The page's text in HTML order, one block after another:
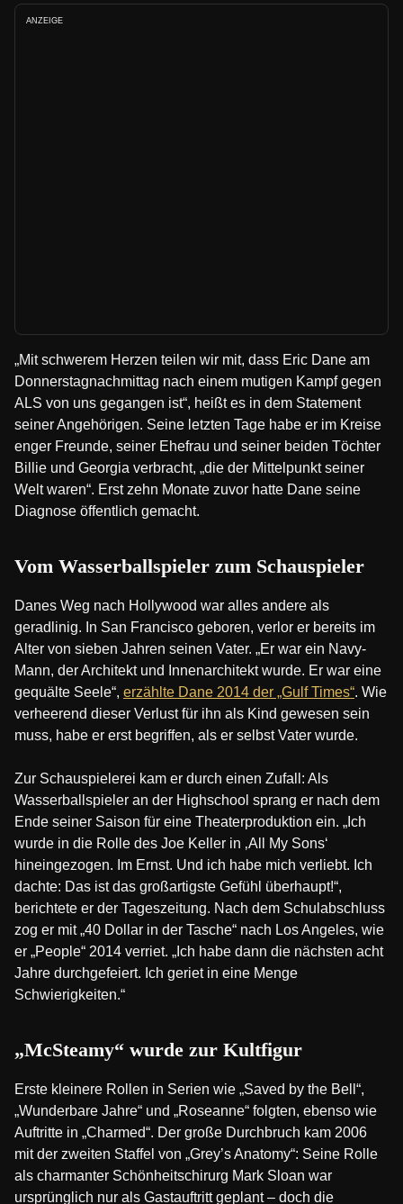
ANZEIGE
„Mit schwerem Herzen teilen wir mit, dass Eric Dane am
Donnerstagnachmittag nach einem mutigen Kampf gegen
ALS von uns gegangen ist“, heißt es in dem Statement
seiner Angehörigen. Seine letzten Tage habe er im Kreise
enger Freunde, seiner Ehefrau und seiner beiden Töchter
Billie und Georgia verbracht, „die der Mittelpunkt seiner
Welt waren“. Erst zehn Monate zuvor hatte Dane seine
Diagnose öffentlich gemacht.
Vom Wasserballspieler zum Schauspieler
Danes Weg nach Hollywood war alles andere als
geradlinig. In San Francisco geboren, verlor er bereits im
Alter von sieben Jahren seinen Vater. „Er war ein Navy-
Mann, der Architekt und Innenarchitekt wurde. Er war eine
gequälte Seele“, erzählte Dane 2014 der „Gulf Times“. Wie
verheerend dieser Verlust für ihn als Kind gewesen sein
muss, habe er erst begriffen, als er selbst Vater wurde.
Zur Schauspielerei kam er durch einen Zufall: Als
Wasserballspieler an der Highschool sprang er nach dem
Ende seiner Saison für eine Theaterproduktion ein. „Ich
wurde in die Rolle des Joe Keller in ‚All My Sons‘
hineingezogen. Im Ernst. Und ich habe mich verliebt. Ich
dachte: Das ist das großartigste Gefühl überhaupt!“,
berichtete er der Tageszeitung. Nach dem Schulabschluss
zog er mit „40 Dollar in der Tasche“ nach Los Angeles, wie
er „People“ 2014 verriet. „Ich habe dann die nächsten acht
Jahre durchgefeiert. Ich geriet in eine Menge
Schwierigkeiten.“
„McSteamy“ wurde zur Kultfigur
Erste kleinere Rollen in Serien wie „Saved by the Bell“,
„Wunderbare Jahre“ und „Roseanne“ folgten, ebenso wie
Auftritte in „Charmed“. Der große Durchbruch kam 2006
mit der zweiten Staffel von „Grey’s Anatomy“: Seine Rolle
als charmanter Schönheitschirurg Mark Sloan war
ursprünglich nur als Gastauftritt geplant – doch die